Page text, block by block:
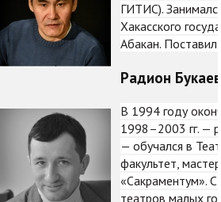
ГИТИС).
Хакасского
Абакан. Поставил
Радион
В 1994 году
1998–2003 гг. —
— обучался в
факультет,
«Сакраментум». С
театров малых